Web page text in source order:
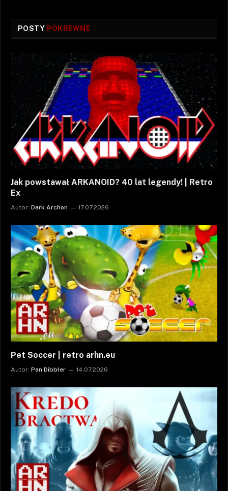
POSTY POKREWNE
Jak powstawał ARKANOID? 40 lat legendy! | Retro
Ex
Autor: Dark Archon 17.07.2026
Pet Soccer | retro arhn.eu
Autor: Pan Dibbler 14.07.2026